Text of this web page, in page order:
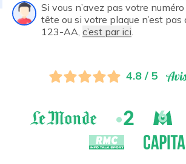
Si vous n’avez pas votre
tête ou si votre plaque n’est
123-AA, c’est par ici
4.8 / 5